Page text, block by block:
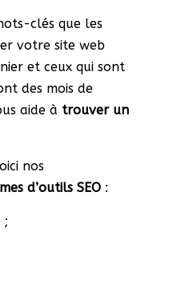
clés que les
votre site web
et ceux qui sont
des mois de
aide à trouver un
nos
d’outils SEO:
;